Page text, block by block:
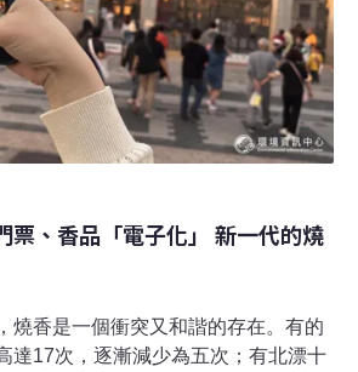
了。」也有中南部來的香客，看到廟
得奇怪，要再帶金紙回去。」那香
德宮不靠燒香作為收入來源，北部多
票、香品「電子化」 新一代的燒
燒香是一個衝突又和諧的存在。有的
達17次，逐漸減少為五次；有北漂十